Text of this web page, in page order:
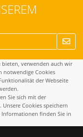
verwenden auch wir
notwendige Cookies
der Webseite
Sie sich mit der
Cookies speichern
finden Sie in